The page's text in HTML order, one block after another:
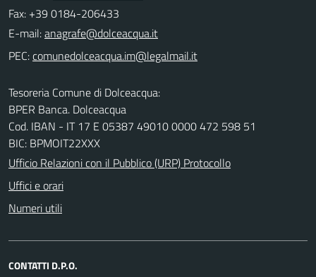
Fax: +39 0184-206433
E-mail:
PEC:
Tesoreria Comune di Dolceacqua:
BPER Banca. Dolceacqua
Cod. IBAN - IT 17 E 05387 49010 0000 472 598 51
BIC: BPMOIT22XXX
Ufficio Relazioni con il Pubblico (URP) Protocollo
Uffici e orari
Numeri utili
CONTATTI D.P.O.